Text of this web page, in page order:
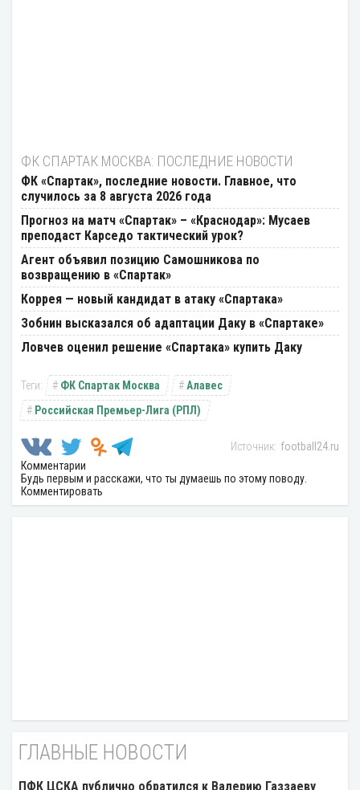
ФК СПАРТАК МОСКВА: ПОСЛЕДНИЕ НОВОСТИ
ФК «Спартак», последние новости. Главное, что
случилось за 8 августа 2026 года
Прогноз на матч «Спартак» – «Краснодар»: Мусаев
преподаст Карседо тактический урок?
Агент объявил позицию Самошникова по
возвращению в «Спартак»
Коррея — новый кандидат в атаку «Спартака»
Зобнин высказался об адаптации Даку в «Спартаке»
Ловчев оценил решение «Спартака» купить Даку
ФК Спартак Москва
Алавес
Российская Премьер-Лига (РПЛ)
football24.ru
Комментарии
Будь первым и расскажи, что ты думаешь по этому поводу.
Комментировать
ГЛАВНЫЕ НОВОСТИ
ПФК ЦСКА публично обратился к Валерию Газзаеву